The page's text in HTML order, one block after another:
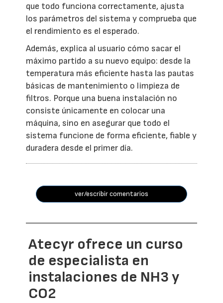
que todo funciona correctamente, ajusta
los parámetros del sistema y comprueba que
el rendimiento es el esperado.
Además, explica al usuario cómo sacar el
máximo partido a su nuevo equipo: desde la
temperatura más eficiente hasta las pautas
básicas de mantenimiento o limpieza de
filtros. Porque una buena instalación no
consiste únicamente en colocar una
máquina, sino en asegurar que todo el
sistema funcione de forma eficiente, fiable y
duradera desde el primer día.
ver/escribir comentarios
Atecyr ofrece un curso
de especialista en
instalaciones de NH3 y
CO2